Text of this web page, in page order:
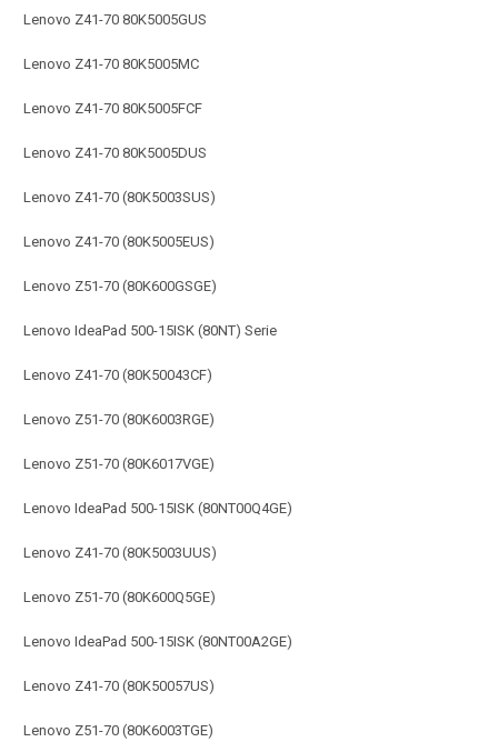
Lenovo Z41-70 80K5005GUS
Lenovo Z41-70 80K5005MC
Lenovo Z41-70 80K5005FCF
Lenovo Z41-70 80K5005DUS
Lenovo Z41-70 (80K5003SUS)
Lenovo Z41-70 (80K5005EUS)
Lenovo Z51-70 (80K600GSGE)
Lenovo IdeaPad 500-15ISK (80NT) Serie
Lenovo Z41-70 (80K50043CF)
Lenovo Z51-70 (80K6003RGE)
Lenovo Z51-70 (80K6017VGE)
Lenovo IdeaPad 500-15ISK (80NT00Q4GE)
Lenovo Z41-70 (80K5003UUS)
Lenovo Z51-70 (80K600Q5GE)
Lenovo IdeaPad 500-15ISK (80NT00A2GE)
Lenovo Z41-70 (80K50057US)
Lenovo Z51-70 (80K6003TGE)